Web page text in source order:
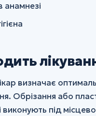
анамнезі
визначає
Обрізання або
виконують під